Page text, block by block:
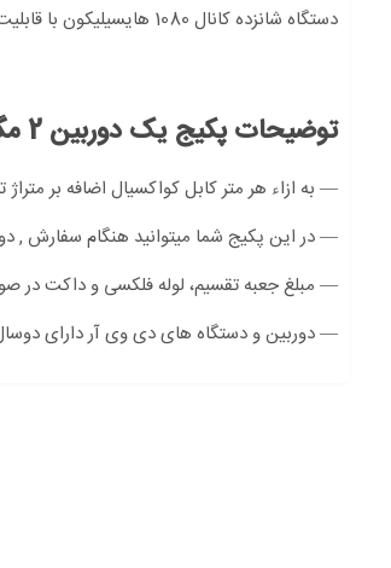
دستگاه شانزده کانال 1080 هایسیلیکون با قابلیت انتقال تصویر P2P میباشند.
توضیحات پکیج یک دوربین 2 مگاپیکسل AHD:
— به ازاء هر متر کابل کواکسیال اضافه بر متراژ تعین شده در
— در این پکیج شما میتوانید هنگام سفارش ,
— مبلغ جعبه تقسیم، لوله فلکسی و داکت در
— دوربین و دستگاه های دی وی آر دارای دوسال